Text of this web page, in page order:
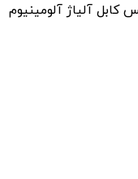
آلیاژ آلومینیوم